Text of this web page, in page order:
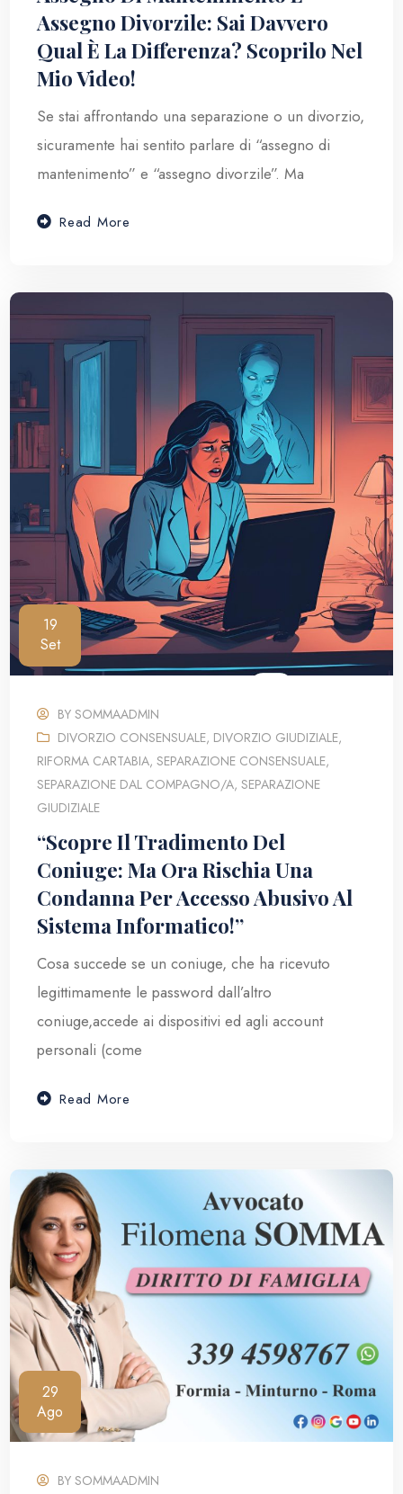
Assegno Divorzile: Sai Davvero
Qual È La Differenza? Scoprilo Nel
Mio Video!
Se stai affrontando una separazione o un divorzio,
sicuramente hai sentito parlare di “assegno di
mantenimento” e “assegno divorzile”. Ma
Read More
19
Set
BYSOMMAADMIN
DIVORZIO CONSENSUALE, DIVORZIO GIUDIZIALE,
RIFORMA CARTABIA,SEPARAZIONE CONSENSUALE,
SEPARAZIONE DAL COMPAGNO/A,SEPARAZIONE
GIUDIZIALE
“Scopre Il Tradimento Del
Coniuge: Ma Ora Rischia Una
Condanna Per Accesso Abusivo Al
Sistema Informatico!”
Cosa succede se un coniuge, che ha ricevuto
legittimamente le password dall’altro
coniuge,accede ai dispositivi ed agli account
personali (come
Read More
29
Ago
BYSOMMAADMIN